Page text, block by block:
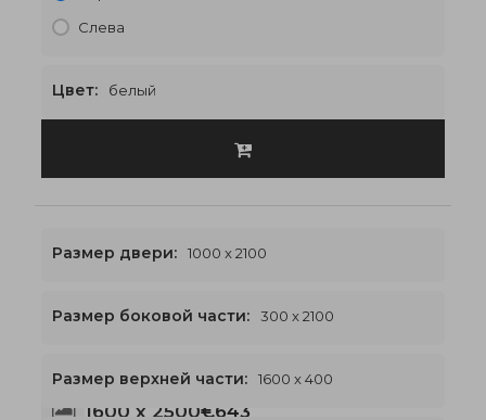
Слева
Цвет: белый
1600 x 2500€643
Размер двери: 1000 x 2100
Размер боковой части: 300 x 2100
Размер верхней части: 1600 x 400